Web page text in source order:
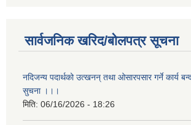
सार्वजनिक खरिद/बोलपत्र सूचना
नदिजन्य पदार्थको उत्खनन् तथा ओसारपसार गर्ने कार्य
सुचना ।।।
मिति: 06/16/2026 - 18:26